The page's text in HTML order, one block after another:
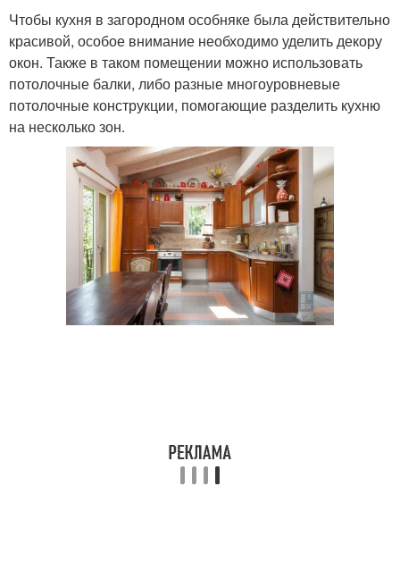
Чтобы кухня в загородном особняке была действительно
красивой, особое внимание необходимо уделить декору
окон. Также в таком помещении можно использовать
потолочные балки, либо разные многоуровневые
потолочные конструкции, помогающие разделить кухню
на несколько зон.